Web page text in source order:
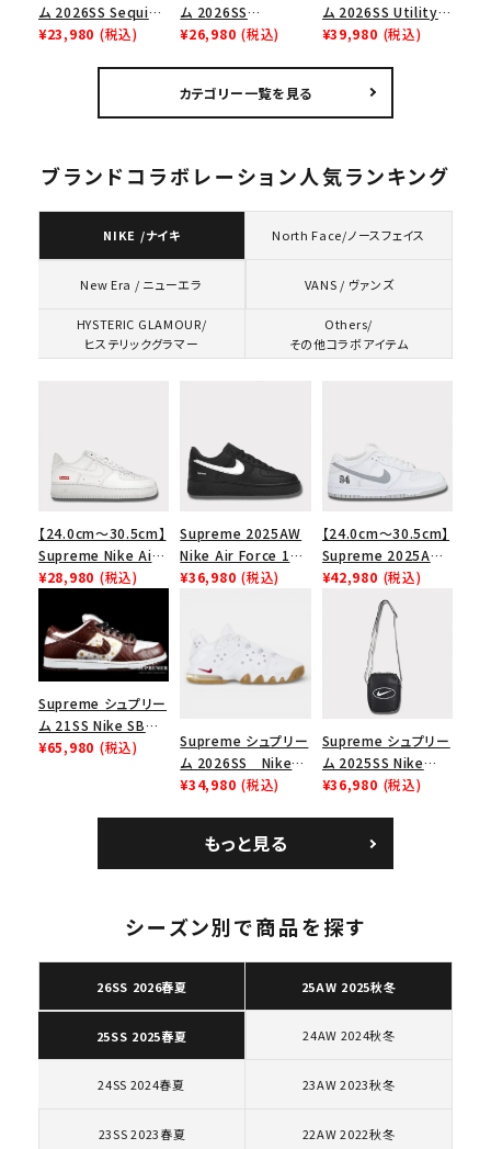
2026SS 2025AW 2025SS
Tシャツ・ロングスリーブ
キャップ・ハット
パーカー・クルーネック
ショルダー・ウエストバッグ
ボックスロゴ ブラックスウェット
コラボレーションブランドから探す
ム 2026SS Sequin
Denim Classic
ャップ ナチュラル
¥23,980 (税込)
ム 2026SS
Pigment Coated S
ゴ 6パネル ネイビー
¥26,980 (税込)
ム 2026SS Utility
Bag ユーティリティ
¥39,980 (税込)
カテゴリー一覧を見る
ブランドコラボレーション人気ランキング
NIKE /ナイキ North Face/ノースフェイス
New Era / ニューエラ VANS / ヴァンズ
HYSTERIC GLAMOUR/
ヒステリックグラマー
Others/
その他コラボアイテム
【24.0cm～30.5cm】
Supreme Nike Air
Force 1 Low シュプ
ース１スニーカー シ
ューズ ホワイト
¥28,980 (税込)
Supreme 2025AW
Nike Air Force 1
Low シュプリーム ナ
ラック
¥36,980 (税込)
【24.0cm～30.5cm】
Supreme 2025AW
Nike SB Dunk Low
ナイキ SB ダンク ロ
ー スニーカー ホワイ
¥42,980 (税込)
Supreme シュプリー
ム 21SS Nike SB
Dunk Low ナイキSB
¥65,980 (税込)
Supreme シュプリー
ム 2026SS Nike
SB Air Max 2 CB 94
ロー SP ホワイト
¥34,980 (税込)
Supreme シュプリー
ム 2025SS Nike
Leather Shoulder
¥36,980 (税込)
もっと見る
シーズン別で商品を探す
26SS 2026春夏 25AW 2025秋冬
25SS 2025春夏 24AW 2024秋冬
24SS 2024春夏 23AW 2023秋冬
23SS 2023春夏 22AW 2022秋冬